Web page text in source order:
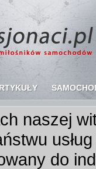
naszej
do